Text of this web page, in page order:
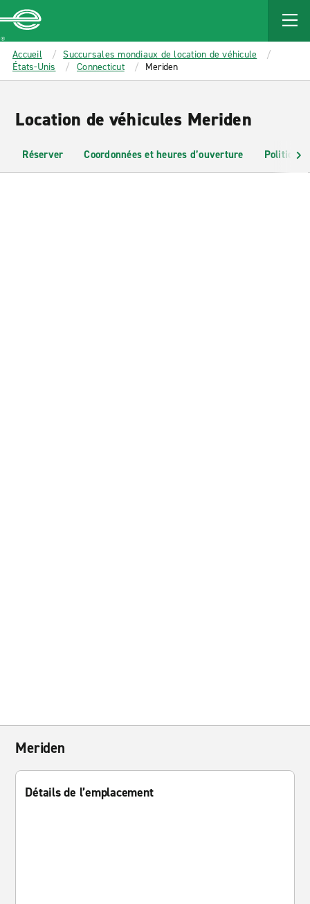
MAIN
CONTENT
Enterprise
Accueil
Succursales mondiaux de location de véhicule
États-Unis
Connecticut Meriden
Location de véhicules Meriden
Réserver Coordonnées et heures d’ouverture Politiques
Meriden
Détails de l’emplacement